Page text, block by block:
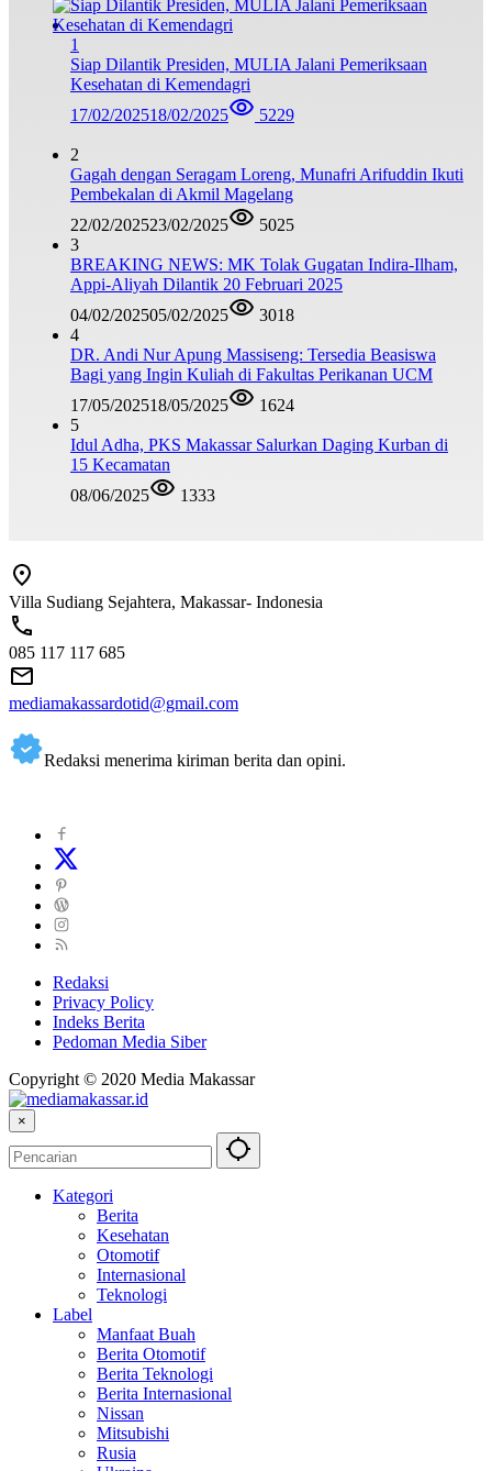
1
Siap Dilantik Presiden, MULIA Jalani Pemeriksaan
Kesehatan di Kemendagri
17/02/202518/02/2025 5229
2
Gagah dengan Seragam Loreng, Munafri Arifuddin Ikuti
Pembekalan di Akmil Magelang
22/02/202523/02/2025
5025
3
BREAKING NEWS: MK Tolak Gugatan Indira-Ilham,
Appi-Aliyah Dilantik 20 Februari 2025
04/02/202505/02/2025
3018
4
DR. Andi Nur Apung Massiseng: Tersedia Beasiswa
Bagi yang Ingin Kuliah di Fakultas Perikanan UCM
17/05/202518/05/2025
1624
5
Idul Adha, PKS Makassar Salurkan Daging Kurban di
15 Kecamatan
08/06/2025
1333
Villa Sudiang Sejahtera, Makassar- Indonesia
085 117 117 685
mediamakassardotid@gmail.com
Redaksi menerima kiriman berita dan opini.
Redaksi
Privacy Policy
Indeks Berita
Pedoman Media Siber
Copyright © 2020 Media Makassar
×
Kategori
Berita
Kesehatan
Otomotif
Internasional
Teknologi
Label
Manfaat Buah
Berita Otomotif
Berita Teknologi
Berita Internasional
Nissan
Mitsubishi
Rusia